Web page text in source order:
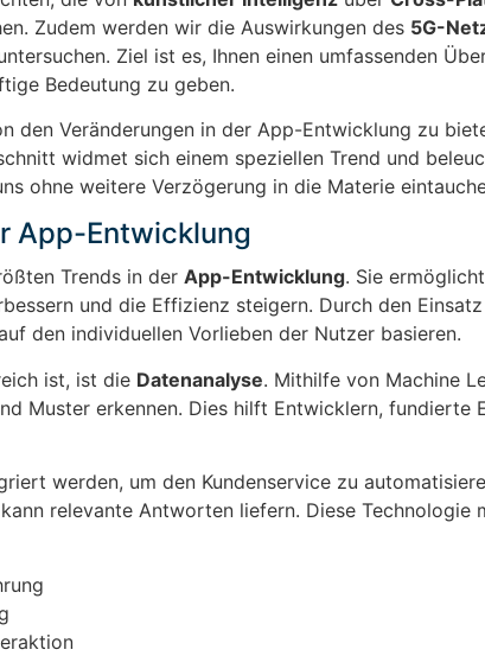
Zudem werden wir die Auswirkungen des 5G-
Ziel ist es, Ihnen einen umfassenden
Bedeutung zu geben.
den Veränderungen in der App-Entwicklung zu
widmet sich einem speziellen Trend und
ohne weitere Verzögerung in die Materie
App-Entwicklung
Trends in der App-Entwicklung. Sie
und die Effizienz steigern. Durch den
den individuellen Vorlieben der Nutzer basieren.
ist, ist die Datenanalyse. Mithilfe von Machine
Muster erkennen. Dies hilft Entwicklern, fundierte
werden, um den Kundenservice zu
relevante Antworten liefern. Diese